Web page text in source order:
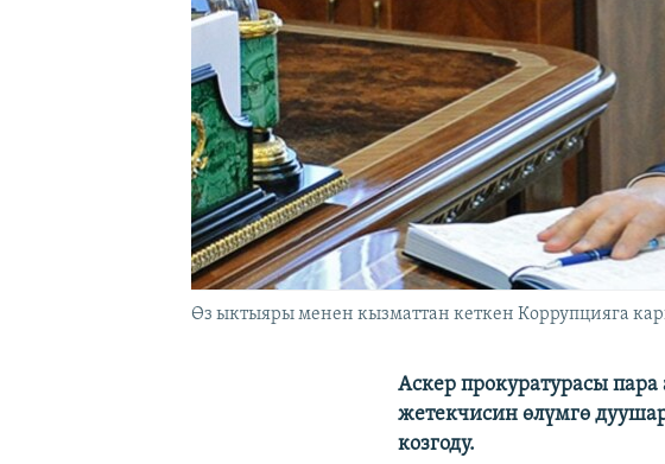
Өз ыктыяры менен кызматтан кеткен Коррупцияга
Аскер прокуратурасы
жетекчисин өлүмгө
козгоду.